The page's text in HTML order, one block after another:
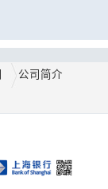
公司简介